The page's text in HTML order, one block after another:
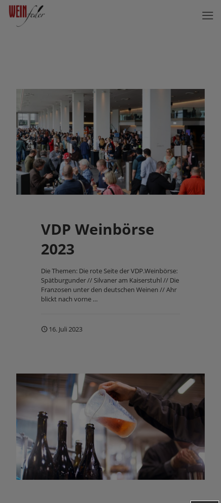
VDP Weinbörse
2023
Die Themen: Die rote Seite der VDP.Weinbörse:
Spätburgunder // Silvaner am Kaiserstuhl // Die
Franzosen unter den deutschen Weinen // Ahr
blickt nach vorne …
16. Juli 2023